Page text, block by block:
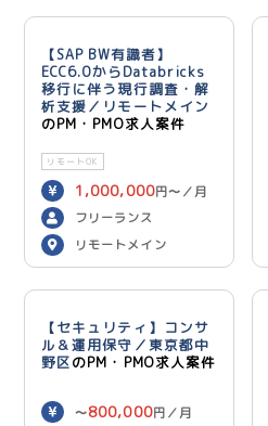
【SAP BW有識者】
ECC6.0からDatabricks
移行に伴う現行調査・解
析支援／リモートメイン
のPM・PMO求人案件
リモートOK
1,000,000円〜／月
フリーランス
リモートメイン
【セキュリティ】コンサ
ル＆運用保守／東京都中
野区のPM・PMO求人案件
〜800,000円／月